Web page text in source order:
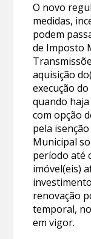
O novo
medidas,
podem
de Imposto
aquisição
execução
quando
com opção
pela
Municipal
período até
imóvel(eis)
renovação
temporal,
em vigor.